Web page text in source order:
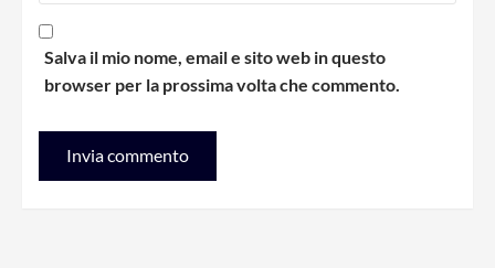
Salva il mio nome, email e sito web in questo
browser per la prossima volta che commento.